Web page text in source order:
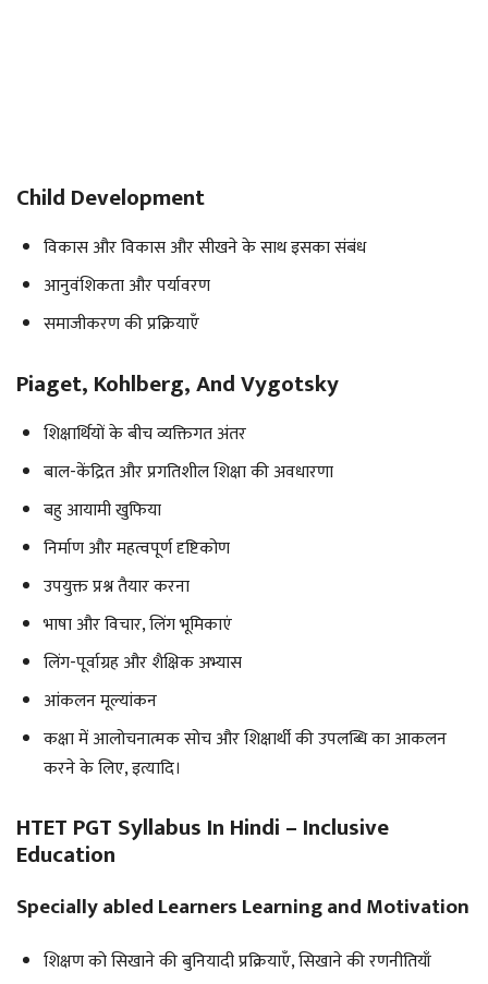
Child Development
विकास और विकास और सीखने के साथ इसका संबंध
आनुवंशिकता और पर्यावरण
समाजीकरण की प्रक्रियाएँ
Piaget, Kohlberg, And Vygotsky
शिक्षार्थियों के बीच व्यक्तिगत अंतर
बाल-केंद्रित और प्रगतिशील शिक्षा की अवधारणा
बहु आयामी खुफिया
निर्माण और महत्वपूर्ण दृष्टिकोण
उपयुक्त प्रश्न तैयार करना
भाषा और विचार, लिंग भूमिकाएं
लिंग-पूर्वाग्रह और शैक्षिक अभ्यास
आंकलन मूल्यांकन
कक्षा में आलोचनात्मक सोच और शिक्षार्थी की उपलब्धि का आकलन
करने के लिए, इत्यादि।
HTET PGT Syllabus In Hindi – Inclusive
Education
Specially abled Learners Learning and Motivation
शिक्षण को सिखाने की बुनियादी प्रक्रियाएँ, सिखाने की रणनीतियाँ